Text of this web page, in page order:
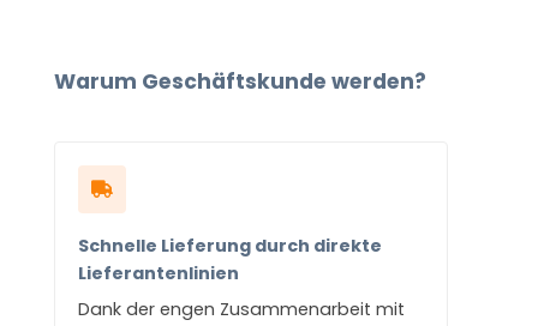
Warum Geschäftskunde werden?
Schnelle Lieferung durch direkte
Lieferantenlinien
Dank der engen Zusammenarbeit mit